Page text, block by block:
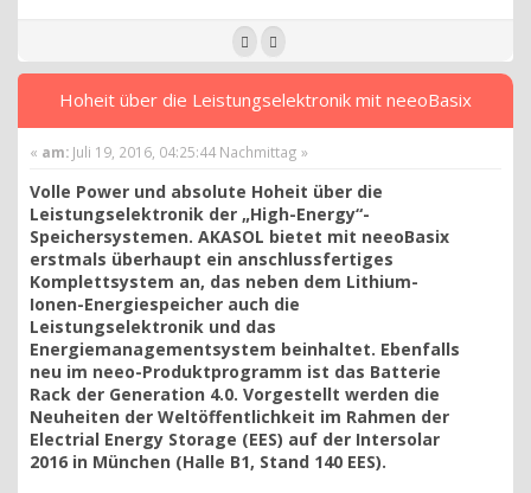
Hoheit über die Leistungselektronik mit neeoBasix
« am: Juli 19, 2016, 04:25:44 Nachmittag »
Volle Power und absolute Hoheit über die
Leistungselektronik der „High-Energy“-
Speichersystemen. AKASOL bietet mit neeoBasix
erstmals überhaupt ein anschlussfertiges
Komplettsystem an, das neben dem Lithium-
Ionen-Energiespeicher auch die
Leistungselektronik und das
Energiemanagementsystem beinhaltet. Ebenfalls
neu im neeo-Produktprogramm ist das Batterie
Rack der Generation 4.0. Vorgestellt werden die
Neuheiten der Weltöffentlichkeit im Rahmen der
Electrial Energy Storage (EES) auf der Intersolar
2016 in München (Halle B1, Stand 140 EES).